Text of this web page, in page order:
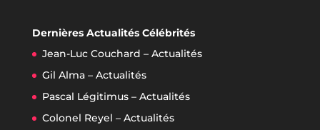
Dernières Actualités Célébrités
Jean-Luc Couchard – Actualités
Gil Alma – Actualités
Pascal Légitimus – Actualités
Colonel Reyel – Actualités